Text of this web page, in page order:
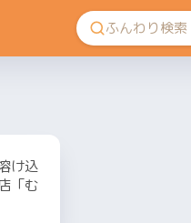
け込
「む